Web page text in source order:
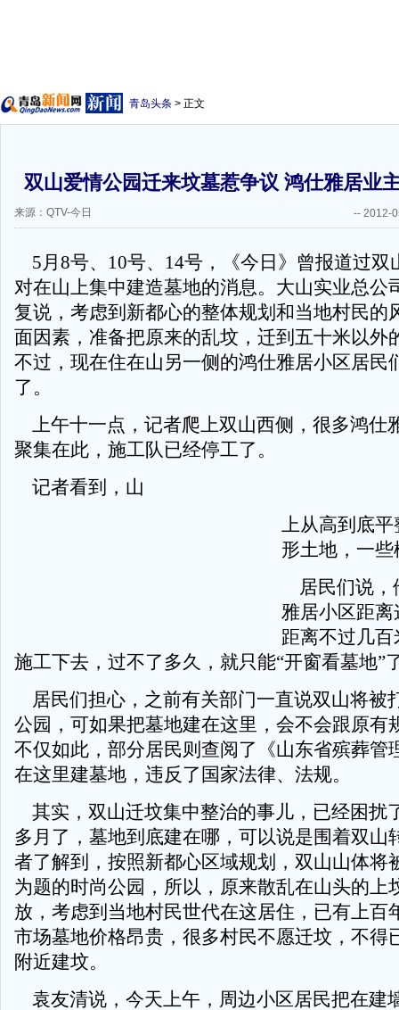
青岛头条 > 正文
双山爱情公园迁来坟墓惹争议 鸿仕雅居业
来源：QTV-今日 -- 2012-
5月8号、10号、14号，《今日》曾报道过双
对在山上集中建造墓地的消息。大山实业总公
复说，考虑到新都心的整体规划和当地村民的
面因素，准备把原来的乱坟，迁到五十米以外
不过，现在住在山另一侧的鸿仕雅居小区居民
了。
上午十一点，记者爬上双山西侧，很多鸿仕
聚集在此，施工队已经停工了。
记者看到，山
上从高到底
形土地，一
居民们说，
雅居小区距
距离不过几
施工下去，过不了多久，就只能“开窗看墓地”
居民们担心，之前有关部门一直说双山将被
公园，可如果把墓地建在这里，会不会跟原有
不仅如此，部分居民则查阅了《山东省殡葬管
在这里建墓地，违反了国家法律、法规。
其实，双山迁坟集中整治的事儿，已经困扰
多月了，墓地到底建在哪，可以说是围着双山
者了解到，按照新都心区域规划，双山山体将
为题的时尚公园，所以，原来散乱在山头的上
放，考虑到当地村民世代在这居住，已有上百
市场墓地价格昂贵，很多村民不愿迁坟，不得
附近建坟。
袁友清说，今天上午，周边小区居民把在建